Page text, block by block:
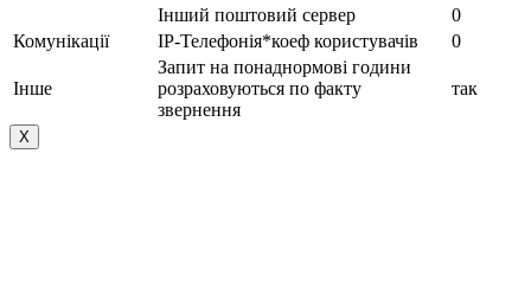
Інший поштовий сервер
0
Комунікації
IP-Телефонія*коеф користувачів 0
Інше
Запит на понаднормові години
розраховуються по факту
звернення
так
Х